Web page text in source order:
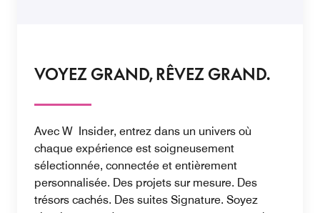
VOYEZ GRAND, RÊVEZ GRAND.
Avec W Insider, entrez dans un univers où
chaque expérience est soigneusement
sélectionnée, connectée et entièrement
personnalisée. Des projets sur mesure. Des
trésors cachés. Des suites Signature. Soyez